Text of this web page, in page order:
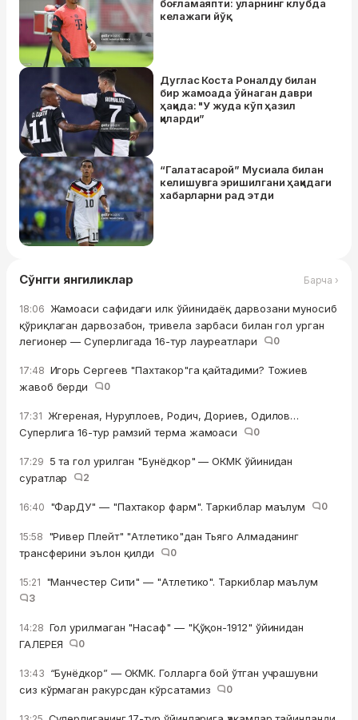
боғламаяпти: уларнинг клубда
келажаги йўқ
Дуглас Коста Роналду билан
бир жамоада ўйнаган даври
ҳақида: "У жуда кўп ҳазил
қиларди”
“Галатасарой” Мусиала билан
келишувга эришилгани ҳақидаги
хабарларни рад этди
Сўнгги янгиликлар Барча ›
18:06 Жамоаси сафидаги илк ўйинидаёқ дарвозани муносиб
қўриқлаган дарвозабон, тривела зарбаси билан гол урган
легионер — Суперлигада 16-тур лауреатлари
0
17:48 Игорь Сергеев "Пахтакор"га қайтадими? Тожиев
жавоб берди
0
17:31 Жгереная, Нуруллоев, Родич, Дориев, Одилов…
Суперлига 16-тур рамзий терма жамоаси
0
17:29 5 та гол урилган "Бунёдкор" — ОКМК ўйинидан
суратлар
2
16:40 "ФарДУ" — "Пахтакор фарм". Таркиблар маълум 0
15:58 "Ривер Плейт" "Атлетико"дан Тьяго Алмаданинг
трансферини эълон қилди
0
15:21 "Манчестер Сити" — "Атлетико". Таркиблар маълум
3
14:28 Гол урилмаган "Насаф" — "Қўқон-1912" ўйинидан
ГАЛЕРЕЯ
0
13:43 “Бунёдкор” — ОКМК. Голларга бой ўтган учрашувни
сиз кўрмаган ракурсдан кўрсатамиз
0